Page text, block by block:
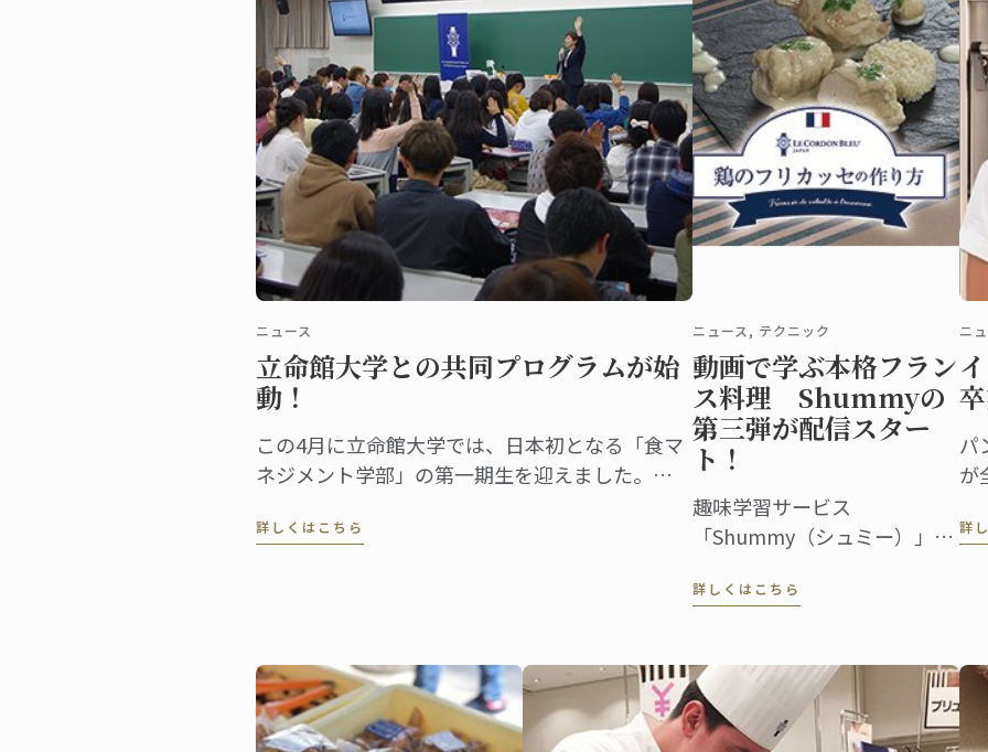
ニュース
立命館大学との共同プログラムが始
動！
この4月に立命館大学では、日本初となる「食マ
ネジメント学部」の第一期生を迎えました。
テーションに出席し、ガストロノミーと食の分野
詳しくはこちら
ニュース, テクニック
動画で学ぶ本格フラン
ス料理 Shummyの
第三弾が配信スター
ト！
趣味学習サービス
「Shummy（シュミー）」
ンライン講座です。昨年よ
子講座、パン講座を配信して
きましたが、この度、第三弾
として、料理講座担当ヴァン
詳しくはこちら
ニ
パ
が
な
詳